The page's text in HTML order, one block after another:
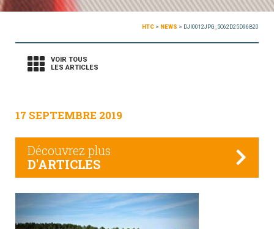
HTC > NEWS > DJI0012JPG_5C62D25D96B20
VOIR TOUS
LES ARTICLES
17 SEPTEMBRE 2019
Découvrez plus
D'ARTICLES